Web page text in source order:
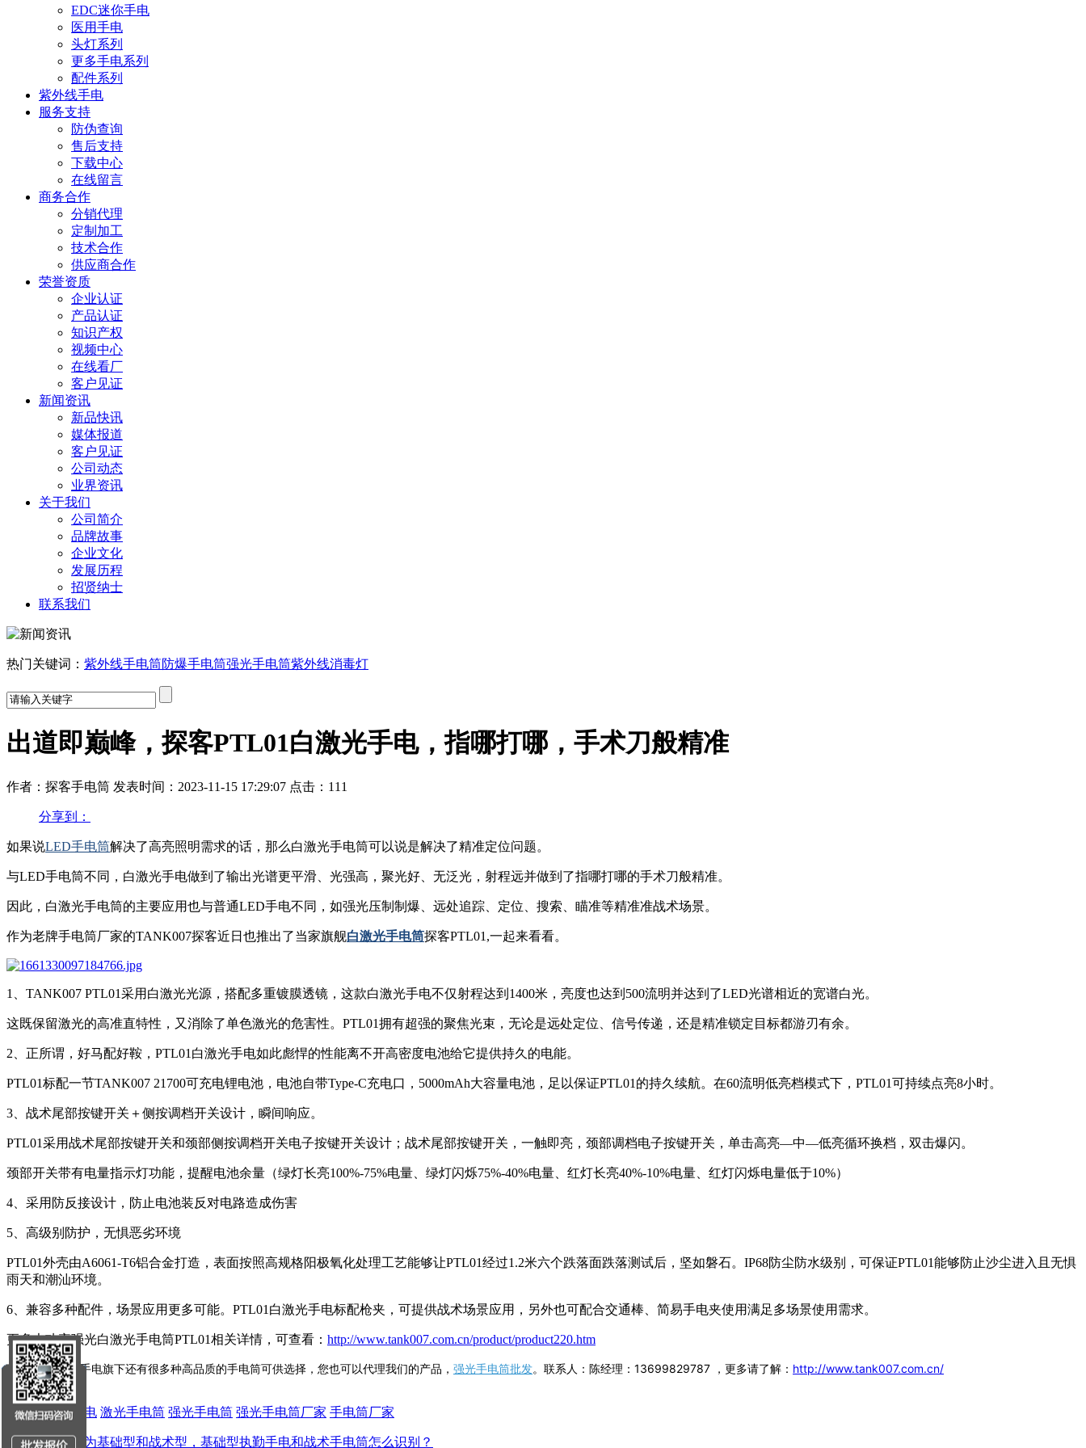
EDC迷你手电
医用手电
头灯系列
更多手电系列
配件系列
紫外线手电
服务支持
防伪查询
售后支持
下载中心
在线留言
商务合作
分销代理
定制加工
技术合作
供应商合作
荣誉资质
企业认证
产品认证
知识产权
视频中心
在线看厂
客户见证
新闻资讯
新品快讯
媒体报道
客户见证
公司动态
业界资讯
关于我们
公司简介
品牌故事
企业文化
发展历程
招贤纳士
联系我们
热门关键词： 紫外线手电筒防爆手电筒强光手电筒紫外线消毒灯
出道即巅峰，探客PTL01白激光手电，指哪打哪，手术刀般精准
作者：探客手电筒 发表时间：2023-11-15 17:29:07 点击：111
分享到：
如果说LED手电筒解决了高亮照明需求的话，那么白激光手电筒可以说是解决了精准定位问题。
与LED手电筒不同，白激光手电做到了输出光谱更平滑、光强高，聚光好、无泛光，射程远并做到了指哪打哪的手术刀般精准。
因此，白激光手电筒的主要应用也与普通LED手电不同，如强光压制制爆、远处追踪、定位、搜索、瞄准等精准准战术场景。
作为老牌手电筒厂家的TANK007探客近日也推出了当家旗舰白激光手电筒探客PTL01,一起来看看。
1、TANK007 PTL01采用白激光光源，搭配多重镀膜透镜，这款白激光手电不仅射程达到1400米，亮度也达到500流明并达到了LED光谱相近的宽谱白光。
这既保留激光的高准直特性，又消除了单色激光的危害性。PTL01拥有超强的聚焦光束，无论是远处定位、信号传递，还是精准锁定目标都游刃有余。
2、正所谓，好马配好鞍，PTL01白激光手电如此彪悍的性能离不开高密度电池给它提供持久的电能。
PTL01标配一节TANK007 21700可充电锂电池，电池自带Type-C充电口，5000mAh大容量电池，足以保证PTL01的持久续航。在60流明低亮档模式下，PTL01可持续点亮8小时。
3、战术尾部按键开关＋侧按调档开关设计，瞬间响应。
PTL01采用战术尾部按键开关和颈部侧按调档开关电子按键开关设计；战术尾部按键开关，一触即亮，颈部调档电子按键开关，单击高亮—中—低亮循环换档，双击爆闪。
颈部开关带有电量指示灯功能，提醒电池余量（绿灯长亮100%-75%电量、绿灯闪烁75%-40%电量、红灯长亮40%-10%电量、红灯闪烁电量低于10%）
4、采用防反接设计，防止电池装反对电路造成伤害
5、高级别防护，无惧恶劣环境
PTL01外壳由A6061-T6铝合金打造，表面按照高规格阳极氧化处理工艺能够让PTL01经过1.2米六个跌落面跌落测试后，坚如磐石。IP68防尘防水级别，可保证PTL01能够防止沙尘进入且无惧
雨天和潮汕环境。
6、兼容多种配件，场景应用更多可能。PTL01白激光手电标配枪夹，可提供战术场景应用，另外也可配合交通棒、简易手电夹使用满足多场景使用需求。
更多大功率强光白激光手电筒PTL01相关详情，可查看： http://www.tank007.com.cn/product/product220.htm
TANK007探客手电旗下还有很多种高品质的手电筒可供选择，您也可以代理我们的产品， 强光手电筒批发。联系人：陈经理：13699829787 ，更多请了解： http://www.tank007.com.cn/
标签: 激光手电 激光手电筒 强光手电筒 强光手电筒厂家 手电筒厂家
执勤手电筒分为基础型和战术型，基础型执勤手电和战术手电筒怎么识别？